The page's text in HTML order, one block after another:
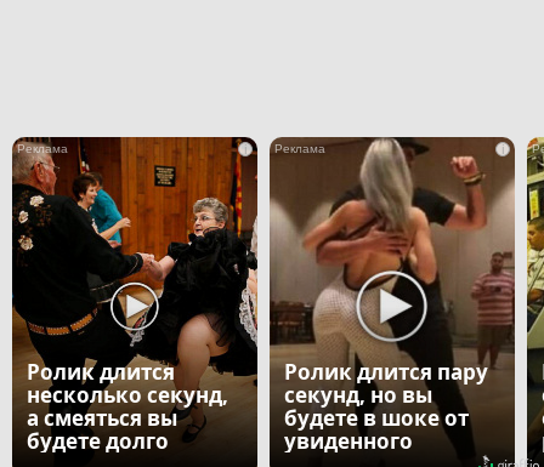
i
Ролик длится
несколько секунд,
а смеяться вы
будете долго
i
Ролик длится пару
секунд, но вы
будете в шоке от
увиденного